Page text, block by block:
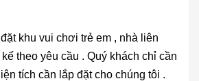
khu vui chơi trẻ em , nhà liên
theo yêu cầu . Quý khách chỉ cần
tích cần lắp đặt cho chúng tôi .